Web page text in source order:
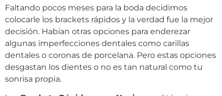
Faltando pocos meses para la boda decidimos
colocarle los brackets rápidos y la verdad fue la mejor
decisión. Habían otras opciones para enderezar
algunas imperfecciones dentales como carillas
dentales o coronas de porcelana. Pero estas opciones
desgastan los dientes o no es tan natural como tu
sonrisa propia.